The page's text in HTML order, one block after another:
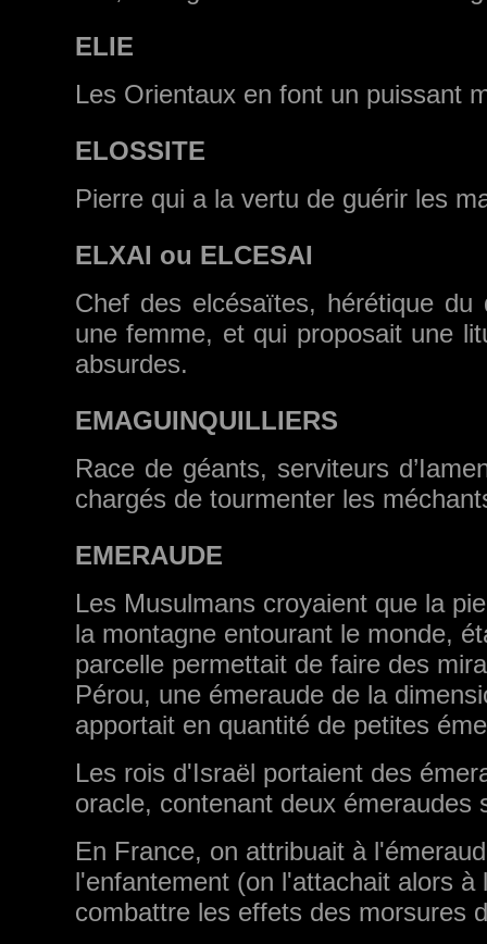
ELIE
Les Orientaux en font un puissant
ELOSSITE
Pierre qui a la vertu de guérir les
ELXAI ou ELCESAI
Chef des elcésaïtes, hérétique
une femme, et qui proposait une
absurdes.
EMAGUINQUILLIERS
Race de géants, serviteurs
chargés de tourmenter les
EMERAUDE
Les Musulmans croyaient que la
la montagne entourant le monde,
parcelle permettait de faire des
Pérou, une émeraude de la
apportait en quantité de petites
Les rois d'Israël portaient des
oracle, contenant deux émeraudes
En France, on attribuait à
l'enfantement (on l'attachait alors
combattre les effets des morsures